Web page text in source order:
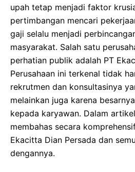
upah tetap menjadi faktor
pertimbangan mencari
gaji selalu menjadi
masyarakat. Salah satu
perhatian publik adalah PT
Perusahaan ini terkenal tidak
rekrutmen dan konsultasinya
melainkan juga karena
kepada karyawan. Dalam
membahas secara
Ekacitta Dian Persada dan
dengannya.